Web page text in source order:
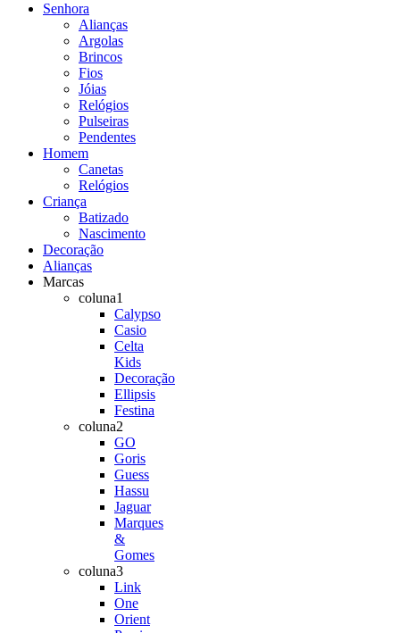
Senhora
Alianças
Argolas
Brincos
Fios
Jóias
Relógios
Pulseiras
Pendentes
Homem
Canetas
Relógios
Criança
Batizado
Nascimento
Decoração
Alianças
Marcas
coluna1
Calypso
Casio
Celta
Kids
Decoração
Ellipsis
Festina
coluna2
GO
Goris
Guess
Hassu
Jaguar
Marques
&
Gomes
coluna3
Link
One
Orient